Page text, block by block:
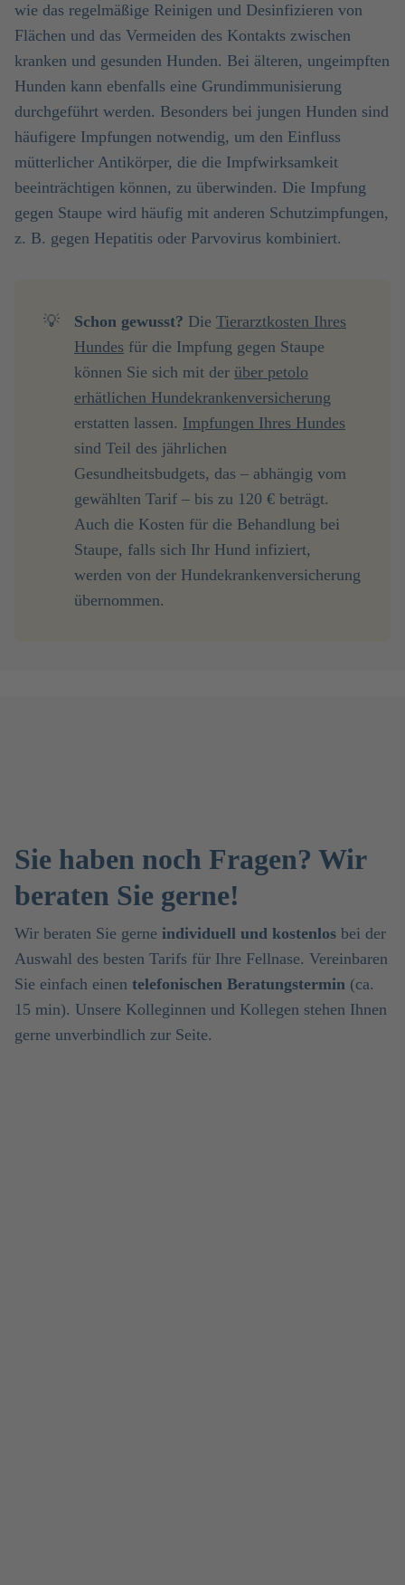
wie das regelmäßige Reinigen und Desinfizieren von
Flächen und das Vermeiden des Kontakts zwischen
kranken und gesunden Hunden. Bei älteren, ungeimpften
Hunden kann ebenfalls eine Grundimmunisierung
durchgeführt werden. Besonders bei jungen Hunden sind
häufigere Impfungen notwendig, um den Einfluss
mütterlicher Antikörper, die die Impfwirksamkeit
beeinträchtigen können, zu überwinden. Die Impfung
gegen Staupe wird häufig mit anderen Schutzimpfungen,
z. B. gegen Hepatitis oder Parvovirus kombiniert.
💡 Schon gewusst? Die Tierarztkosten Ihres
Hundes für die Impfung gegen Staupe
können Sie sich mit der über petolo
erhätlichen Hundekrankenversicherung
erstatten lassen. Impfungen Ihres Hundes
sind Teil des jährlichen
Gesundheitsbudgets, das – abhängig vom
gewählten Tarif – bis zu 120 € beträgt.
Auch die Kosten für die Behandlung bei
Staupe, falls sich Ihr Hund infiziert,
werden von der Hundekrankenversicherung
übernommen.
Sie haben noch Fragen? Wir
beraten Sie gerne!
Wir beraten Sie gerne individuell und kostenlos bei der
Auswahl des besten Tarifs für Ihre Fellnase. Vereinbaren
Sie einfach einen telefonischen Beratungstermin (ca.
15 min). Unsere Kolleginnen und Kollegen stehen Ihnen
gerne unverbindlich zur Seite.